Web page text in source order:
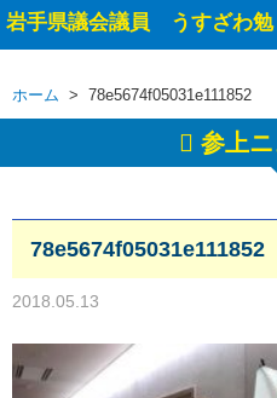
岩手県議会議員 うすざわ勉
ホーム > 78e5674f05031e111852
参上ニ
78e5674f05031e111852
2018.05.13